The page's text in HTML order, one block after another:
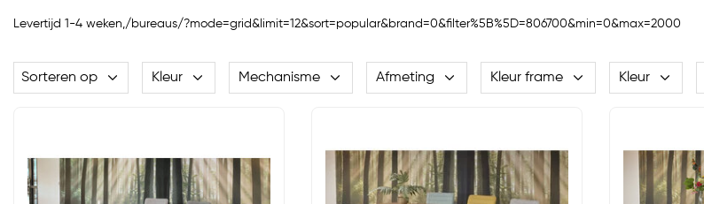
Levertijd 1-4 weken,/bureaus/?mode=grid&limit=12&sort=popular&brand=0&filter%5B%5D=806700&min=0&max=2000
Sorteren op Kleur Mechanisme Afmeting Kleur frame Kleur